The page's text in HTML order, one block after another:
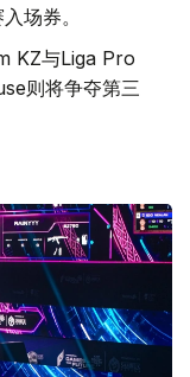
场券。
KZ与Liga Pro
则将争夺第三